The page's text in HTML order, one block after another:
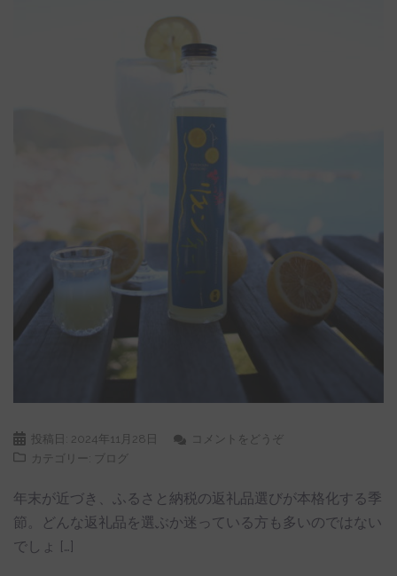
投稿日: 2024年11月28日
コメントをどうぞ
カテゴリー:
ブログ
年末が近づき、ふるさと納税の返礼品選びが本格化する季
節。どんな返礼品を選ぶか迷っている方も多いのではない
でしょ […]